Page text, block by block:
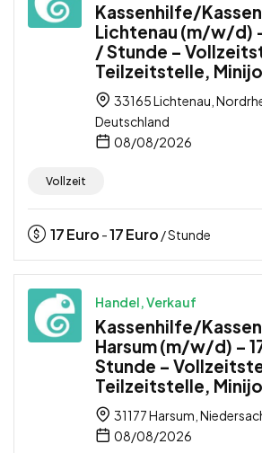
Kassenhilfe/
Lichtenau (m/w/d)
/ Stunde –
Teilzeitstelle,
33165 Lichtenau,
Deutschland
08/08/2026
Vollzeit
17Euro -17Euro / Stunde
Handel, Verkauf
Kassenhilfe/
Harsum (m/w/d) –
Stunde –
Teilzeitstelle,
31177 Harsum,
08/08/2026